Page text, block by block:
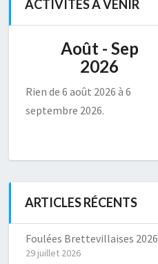
ACTIVITÉS À VENIR
Août - Sep
2026
Rien de 6 août 2026 à 6
septembre 2026.
ARTICLES RÉCENTS
Foulées Brettevillaises 2026
29 juillet 2026